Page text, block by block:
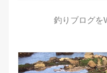
釣りブログを